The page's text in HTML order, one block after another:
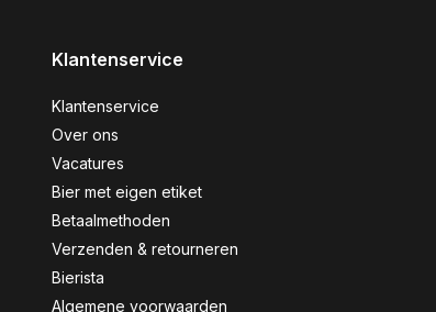
Klantenservice
Klantenservice
Over ons
Vacatures
Bier met eigen etiket
Betaalmethoden
Verzenden & retourneren
Bierista
Algemene voorwaarden